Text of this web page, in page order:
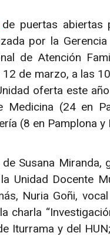
de puertas abiertas
por la
de Atención
de marzo, a las
oferta este
Medicina (24 en
(8 en Pamplona
Susana Miranda,
Unidad Docente
Nuria Goñi,
charla
Iturrama y del